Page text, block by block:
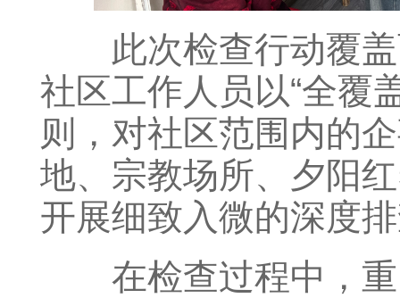
此次检查行动覆盖
社区工作人员以“全覆
则，对社区范围内的
地、宗教场所、夕阳
开展细致入微的深度
在检查过程中，重